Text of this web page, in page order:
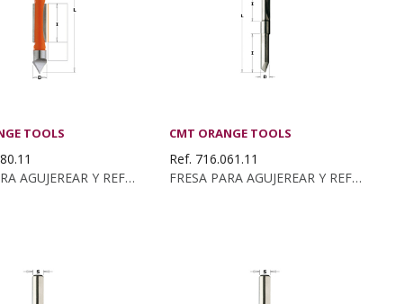
TOOLS
FRESA PARA AGUJEREAR Y REFUNDIR HM S:8 D:8X19...
CMT ORANGE TOOLS
Ref. 716.061.11
FRESA PARA AGUJEREAR Y REFUNDIR HM S:6...